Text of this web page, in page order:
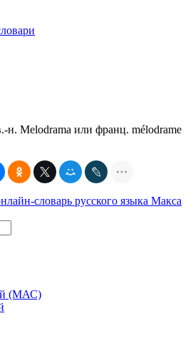
н. Меlоdrаmа или франц. mélodrame
словарь русского языка Макса
(МАС)